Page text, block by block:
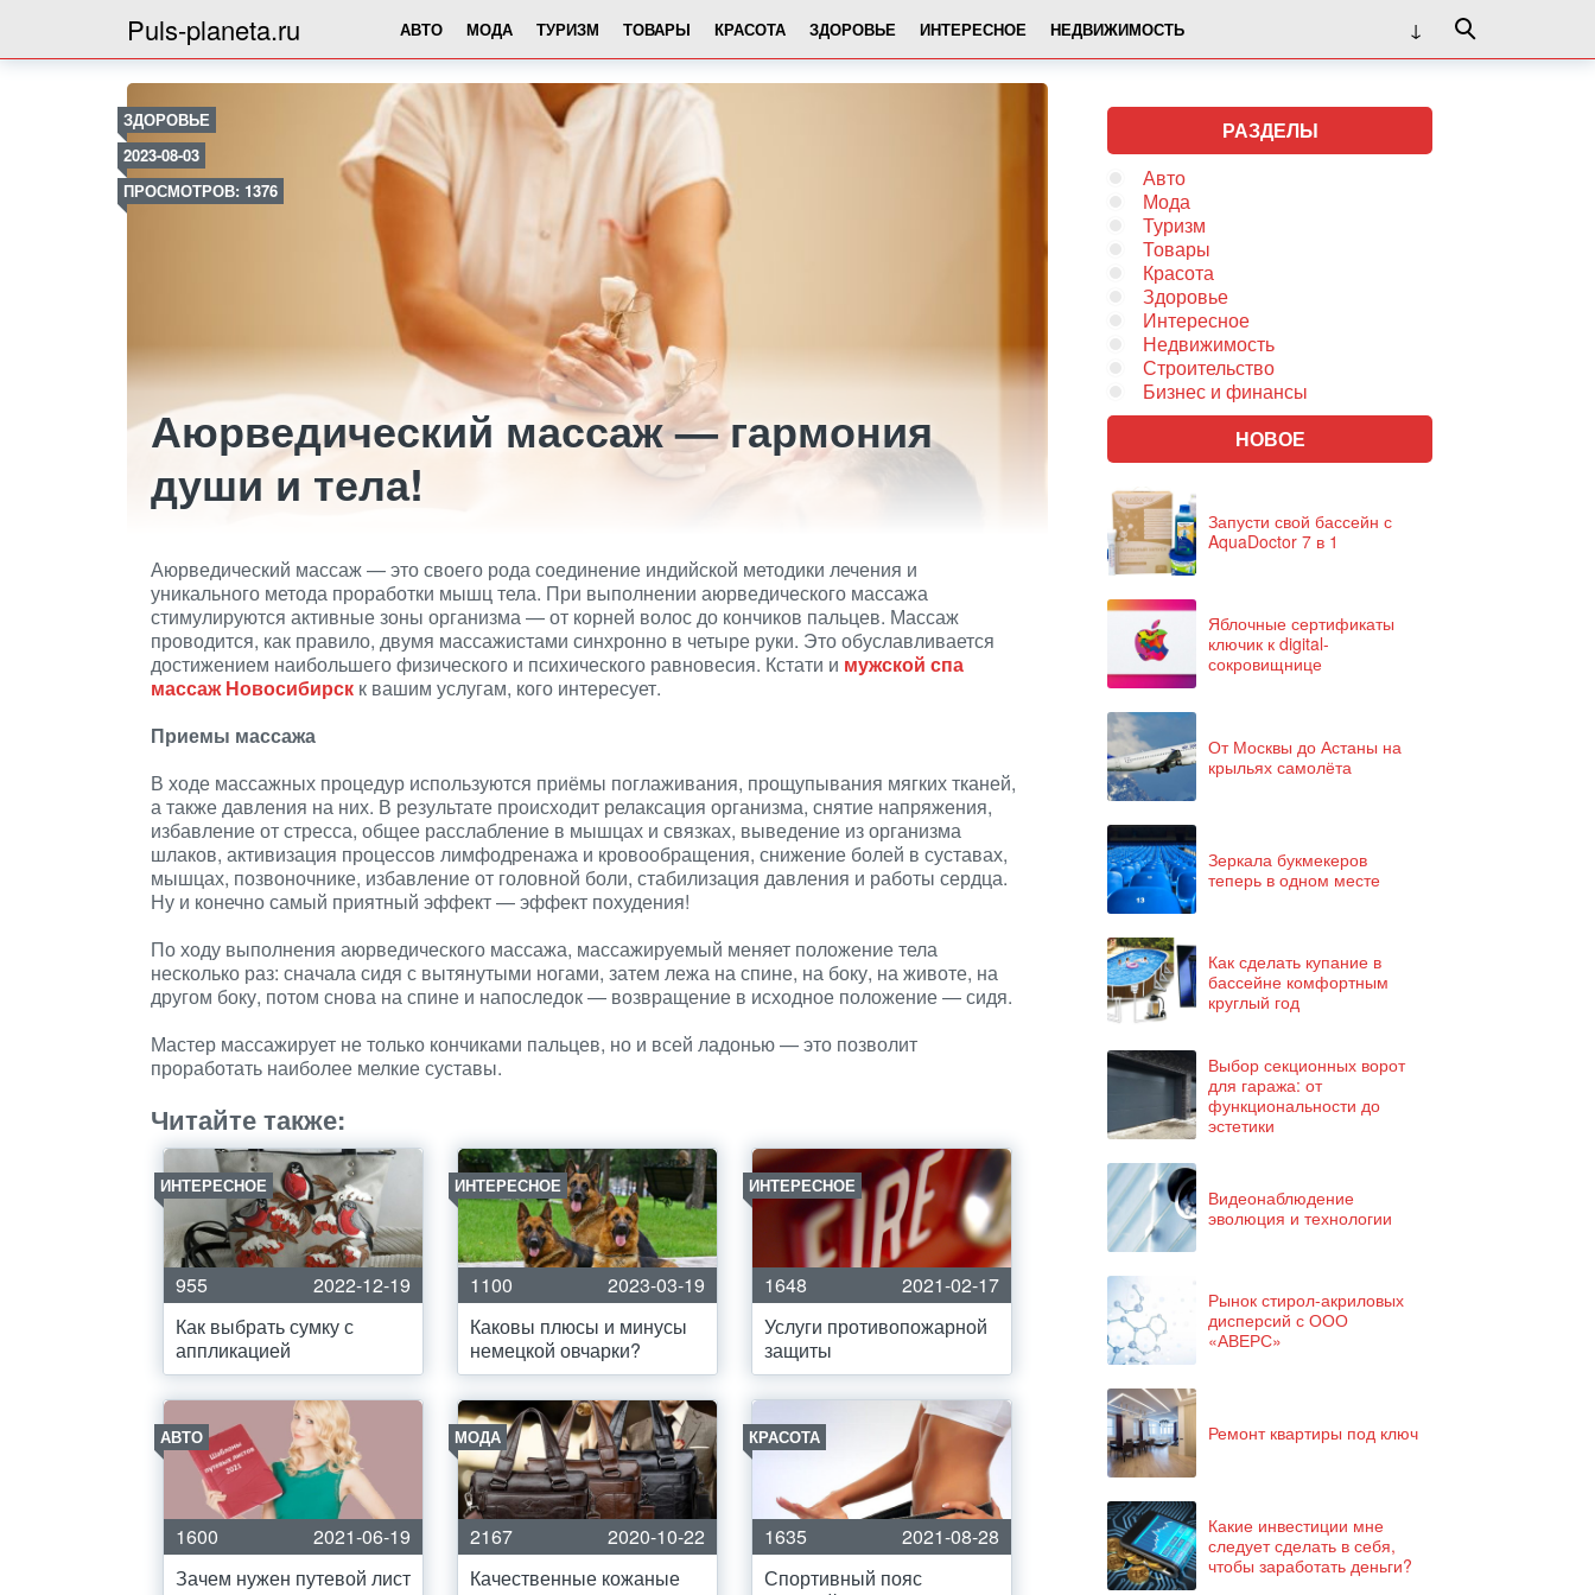
Puls-planeta.ru АВТО МОДА ТУРИЗМ ТОВАРЫ КРАСОТА ЗДОРОВЬЕ ИНТЕРЕСНОЕ НЕДВИЖИМОСТЬ
ЗДОРОВЬЕ
2023-08-03
ПРОСМОТРОВ: 1376
Аюрведический массаж — гармония
души и тела!
Аюрведический массаж — это своего рода соединение индийской методики лечения и
уникального метода проработки мышц тела. При выполнении аюрведического массажа
стимулируются активные зоны организма — от корней волос до кончиков пальцев. Массаж
проводится, как правило, двумя массажистами синхронно в четыре руки. Это обуславливается
достижением наибольшего физического и психического равновесия. Кстати и мужской спа
массаж Новосибирск к вашим услугам, кого интересует.
Приемы массажа
В ходе массажных процедур используются приёмы поглаживания, прощупывания мягких тканей,
а также давления на них. В результате происходит релаксация организма, снятие напряжения,
избавление от стресса, общее расслабление в мышцах и связках, выведение из организма
шлаков, активизация процессов лимфодренажа и кровообращения, снижение болей в суставах,
мышцах, позвоночнике, избавление от головной боли, стабилизация давления и работы сердца.
Ну и конечно самый приятный эффект — эффект похудения!
По ходу выполнения аюрведического массажа, массажируемый меняет положение тела
несколько раз: сначала сидя с вытянутыми ногами, затем лежа на спине, на боку, на животе, на
другом боку, потом снова на спине и напоследок — возвращение в исходное положение — сидя.
Мастер массажирует не только кончиками пальцев, но и всей ладонью — это позволит
проработать наиболее мелкие суставы.
Читайте также:
ИНТЕРЕСНОЕ
955
2022-12-19
Как выбрать сумку с
аппликацией
ИНТЕРЕСНОЕ
1100
2023-03-19
Каковы плюсы и минусы
немецкой овчарки?
ИНТЕРЕСНОЕ
1648
2021-02-17
Услуги противопожарной
защиты
АВТО
1600
2021-06-19
Зачем нужен путевой лист
МОДА
2167
2020-10-22
Качественные кожаные
КРАСОТА
1635
2021-08-28
Спортивный пояс
РАЗДЕЛЫ
Авто
Мода
Туризм
Товары
Красота
Здоровье
Интересное
Недвижимость
Строительство
Бизнес и финансы
НОВОЕ
Запусти свой бассейн с
AquaDoctor 7 в 1
Яблочные сертификаты
ключик к digital-
сокровищнице
От Москвы до Астаны на
крыльях самолёта
Зеркала букмекеров
теперь в одном месте
Как сделать купание в
бассейне комфортным
круглый год
Выбор секционных ворот
для гаража: от
функциональности до
эстетики
Видеонаблюдение
эволюция и технологии
Рынок стирол-акриловых
дисперсий с ООО
«АВЕРС»
Ремонт квартиры под ключ
Какие инвестиции мне
следует сделать в себя,
чтобы заработать деньги?